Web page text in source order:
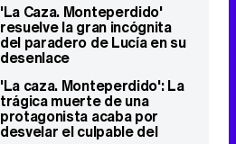
'La Caza. Monteperdido'
resuelve la gran incógnita
del paradero de Lucía en su
desenlace
'La caza. Monteperdido': La
trágica muerte de una
protagonista acaba por
desvelar el culpable del